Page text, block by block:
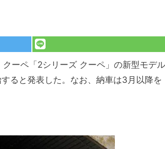
ーペ「2シリーズ クーペ」の新型モデル
ると発表した。なお、納車は3月以降を